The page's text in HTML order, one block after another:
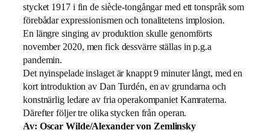
stycket 1917 i fin de siècle-tongångar med ett tonspråk som
förebådar expressionismen och tonalitetens implosion.
En längre singing av produktion skulle genomförts
november 2020, men fick dessvärre ställas in p.g.a
pandemin.
Det nyinspelade inslaget är knappt 9 minuter långt, med en
kort introduktion av Dan Turdén, en av grundarna och
konstnärlig ledare av fria operakompaniet Kamraterna.
Därefter följer tre olika stycken från operan.
Av: Oscar Wilde/Alexander von Zemlinsky